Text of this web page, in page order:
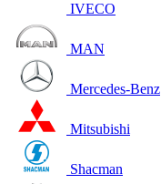
IVECO
MAN
Mercedes-Benz
Mitsubishi
Shacman